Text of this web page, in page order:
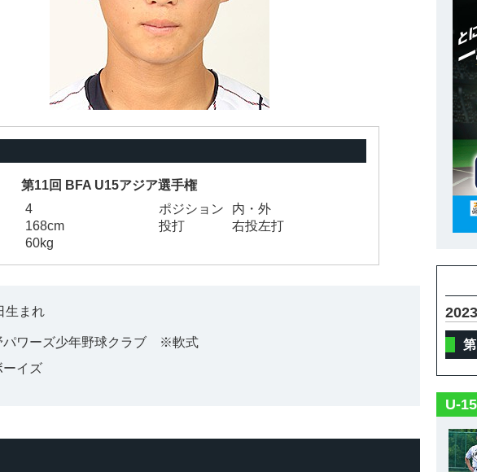
第11回 BFA U15アジア選手権
4 ポジション
内・外
168cm 投打
右投左打
60kg
生まれ
パワーズ少年野球クラブ ※軟式
ーイズ
2023
U-